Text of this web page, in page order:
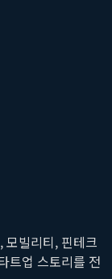
모빌리티, 핀테크
트업 스토리를 전